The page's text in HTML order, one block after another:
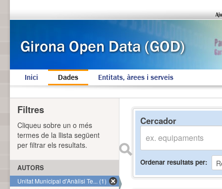
Inici Dades Entitats, àrees i serveis
Cercador
Ordenar resultats per
Filtres
Cliqueu sobre un o més
termes de la llista següent
per filtrar els resultats.
AUTORS
Unitat Municipal d'Anàlisi Te... (1)